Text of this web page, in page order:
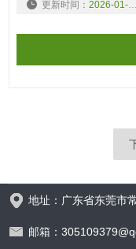
（UV）灯模拟阳光中
更新时间： 2026-01-04
地址：广东省东莞市
邮箱：